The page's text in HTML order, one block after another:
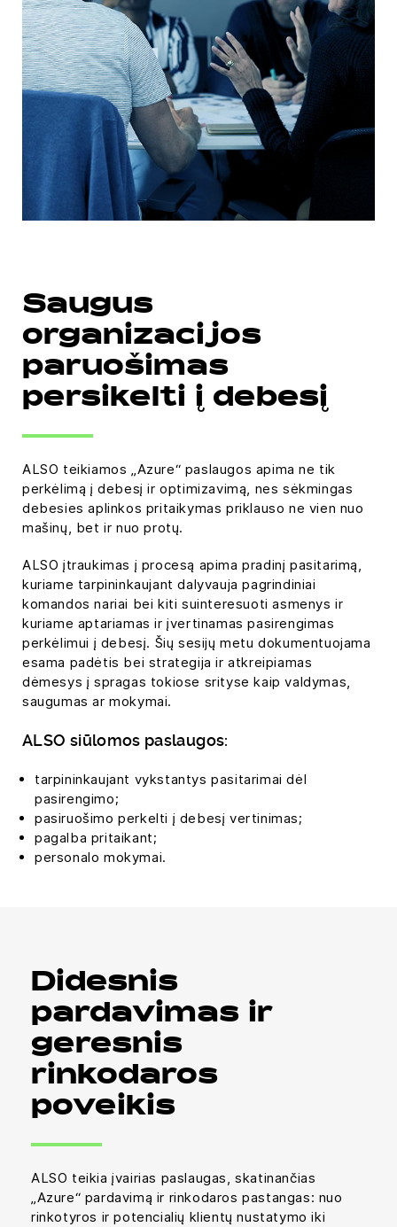
Saugus
organizacijos
paruošimas
persikelti į debesį
ALSO teikiamos „Azure“ paslaugos apima ne tik
perkėlimą į debesį ir optimizavimą, nes sėkmingas
debesies aplinkos pritaikymas priklauso ne vien nuo
mašinų, bet ir nuo protų.
ALSO įtraukimas į procesą apima pradinį pasitarimą,
kuriame tarpininkaujant dalyvauja pagrindiniai
komandos nariai bei kiti suinteresuoti asmenys ir
kuriame aptariamas ir įvertinamas pasirengimas
perkėlimui į debesį. Šių sesijų metu dokumentuojama
esama padėtis bei strategija ir atkreipiamas
dėmesys į spragas tokiose srityse kaip valdymas,
saugumas ar mokymai.
ALSO siūlomos paslaugos:
tarpininkaujant vykstantys pasitarimai dėl
pasirengimo;
pasiruošimo perkelti į debesį vertinimas;
pagalba pritaikant;
personalo mokymai.
Didesnis
pardavimas ir
geresnis
rinkodaros
poveikis
ALSO teikia įvairias paslaugas, skatinančias
„Azure“ pardavimą ir rinkodaros pastangas: nuo
rinkotyros ir potencialių klientų nustatymo iki